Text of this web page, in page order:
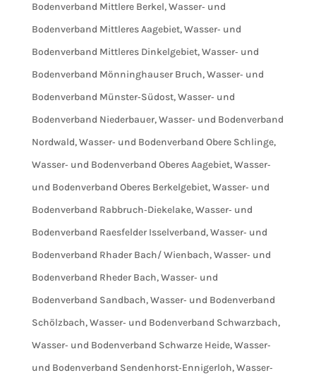
Bodenverband Mittlere Berkel,Wasser‐ und
Bodenverband Mittleres Aagebiet,Wasser‐ und
Bodenverband Mittleres Dinkelgebiet,Wasser‐ und
Bodenverband Mönninghauser Bruch,Wasser‐ und
Bodenverband Münster‐Südost,Wasser‐ und
Bodenverband Niederbauer,Wasser‐ und Bodenverband
Nordwald,Wasser‐ und Bodenverband Obere Schlinge,
Wasser‐ und Bodenverband Oberes Aagebiet,Wasser‐
und Bodenverband Oberes Berkelgebiet,Wasser‐ und
Bodenverband Rabbruch‐Diekelake,Wasser‐ und
Bodenverband Raesfelder Isselverband,Wasser‐ und
Bodenverband Rhader Bach/ Wienbach,Wasser‐ und
Bodenverband Rheder Bach,Wasser‐ und
Bodenverband Sandbach,Wasser‐ und Bodenverband
Schölzbach,Wasser‐ und Bodenverband Schwarzbach,
Wasser‐ und Bodenverband Schwarze Heide,Wasser‐
und Bodenverband Sendenhorst‐Ennigerloh,Wasser‐